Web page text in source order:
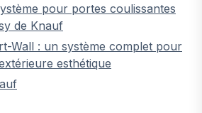
pour portes coulissantes
de Knauf
Wall : un système complet pour
esthétique